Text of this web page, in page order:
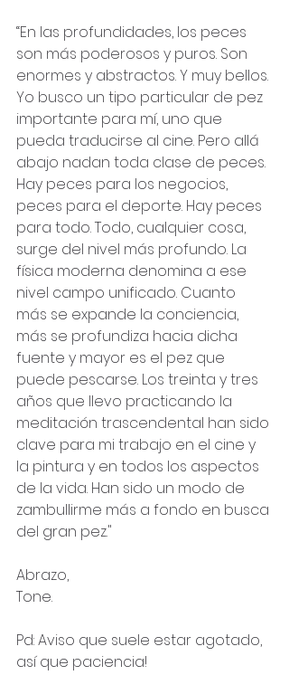
“En las profundidades, los peces
son más poderosos y puros. Son
enormes y abstractos. Y muy bellos.
Yo busco un tipo particular de pez
importante para mí, uno que
pueda traducirse al cine. Pero allá
abajo nadan toda clase de peces.
Hay peces para los negocios,
peces para el deporte. Hay peces
para todo. Todo, cualquier cosa,
surge del nivel más profundo. La
física moderna denomina a ese
nivel campo unificado. Cuanto
más se expande la conciencia,
más se profundiza hacia dicha
fuente y mayor es el pez que
puede pescarse. Los treinta y tres
años que llevo practicando la
meditación trascendental han sido
clave para mi trabajo en el cine y
la pintura y en todos los aspectos
de la vida. Han sido un modo de
zambullirme más a fondo en busca
del gran pez."
Abrazo,
Tone.
Pd: Aviso que suele estar agotado,
así que paciencia!